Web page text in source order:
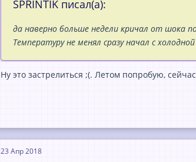
SPRINTIK писал(а):
да наверно больше недели кричал от шока
Температуру не менял сразу начал с холодной
Ну это застрелиться ;(. Летом попробую,
23 Апр 2018